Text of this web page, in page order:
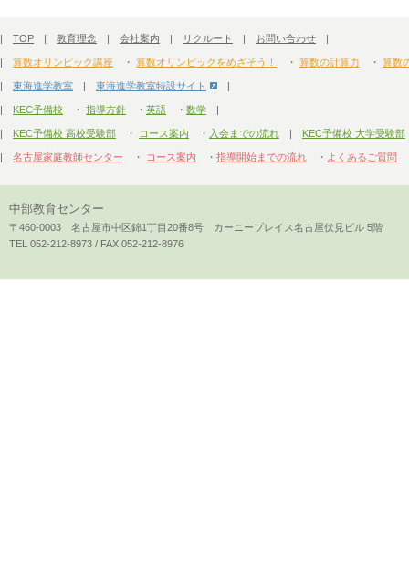
| TOP | 教育理念 | 会社案内 | リクルート | お問い合わせ |
| 算数オリンピック講座 ・ 算数オリンピックをめざそう！ ・ 算数の計算力 ・ 算数
| 東海進学教室 | 東海進学教室特設サイト |
| KEC予備校 ・ 指導方針 ・ 英語 ・ 数学 |
| KEC予備校 高校受験部 ・ コース案内 ・ 入会までの流れ | KEC予備校 大学受験部
| 名古屋家庭教師センター ・ コース案内 ・ 指導開始までの流れ ・ よくあるご質問
中部教育センター
〒460-0003 名古屋市中区錦1丁目20番8号 カーニープレイス名古屋伏見ビル 5階
TEL 052-212-8973 / FAX 052-212-8976